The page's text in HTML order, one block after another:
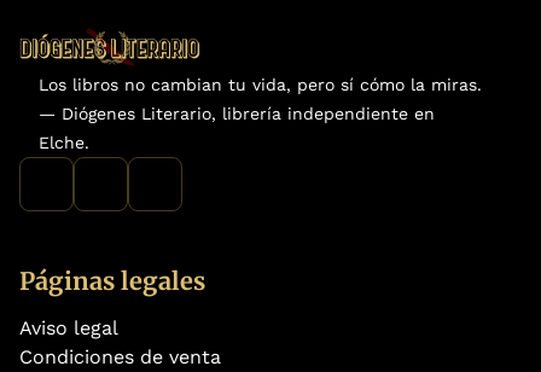
Los libros no cambian tu vida, pero sí cómo la miras.
— Diógenes Literario, librería independiente en
Elche.
Páginas legales
Aviso legal
Condiciones de venta